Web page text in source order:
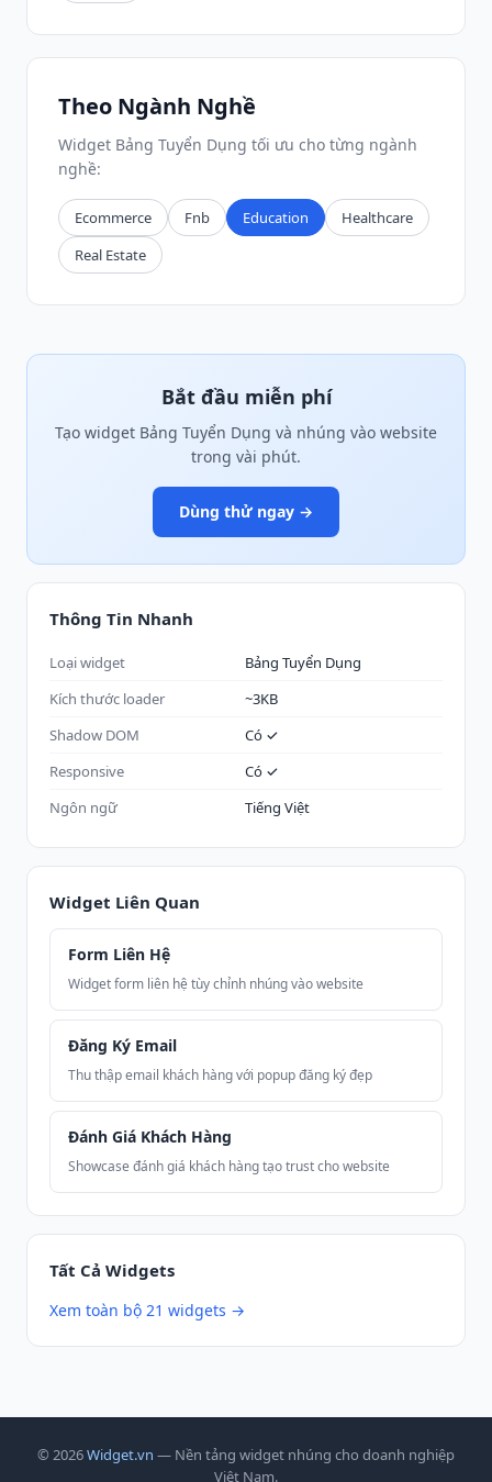
Theo Ngành Nghề
Widget Bảng Tuyển Dụng tối ưu cho từng ngành
nghề:
Ecommerce Fnb Education
Healthcare
Real Estate
Bắt đầu miễn phí
Tạo widget Bảng Tuyển Dụng và nhúng vào website
trong vài phút.
Dùng thử ngay →
Thông Tin Nhanh
Loại widget
Bảng Tuyển Dụng
Kích thước loader
~3KB
Shadow DOM
Có ✓
Responsive
Có ✓
Ngôn ngữ
Tiếng Việt
Widget Liên Quan
Form Liên Hệ
Widget form liên hệ tùy chỉnh nhúng vào website
Đăng Ký Email
Thu thập email khách hàng với popup đăng ký đẹp
Đánh Giá Khách Hàng
Showcase đánh giá khách hàng tạo trust cho website
Tất Cả Widgets
Xem toàn bộ 21 widgets →
© 2026Widget.vn — Nền tảng widget nhúng cho doanh nghiệp
Việt Nam.